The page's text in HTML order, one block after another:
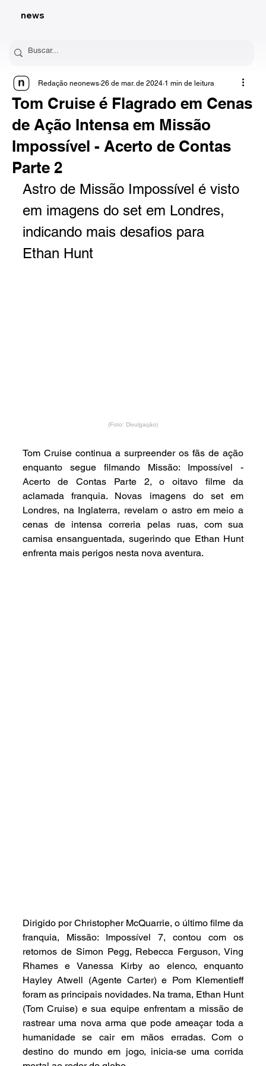
news
Tom Cruise é Flagrado em Cenas
de Ação Intensa em Missão
Impossível - Acerto de Contas
Parte 2
Redação neonews 26 de mar. de 2024 1 min de leitura
Astro de Missão Impossível é visto
em imagens do set em Londres,
indicando mais desafios para
Ethan Hunt
(Foto: Divulgação)
Tom Cruise continua a surpreender os fãs de ação
enquanto segue filmando Missão: Impossível -
Acerto de Contas Parte 2, o oitavo filme da
aclamada franquia. Novas imagens do set em
Londres, na Inglaterra, revelam o astro em meio a
cenas de intensa correria pelas ruas, com sua
camisa ensanguentada, sugerindo que Ethan Hunt
enfrenta mais perigos nesta nova aventura.
Dirigido por Christopher McQuarrie, o último filme da
franquia, Missão: Impossível 7, contou com os
retornos de Simon Pegg, Rebecca Ferguson, Ving
Rhames e Vanessa Kirby ao elenco, enquanto
Hayley Atwell (Agente Carter) e Pom Klementieff
foram as principais novidades. Na trama, Ethan Hunt
(Tom Cruise) e sua equipe enfrentam a missão de
rastrear uma nova arma que pode ameaçar toda a
humanidade se cair em mãos erradas. Com o
destino do mundo em jogo, inicia-se uma corrida